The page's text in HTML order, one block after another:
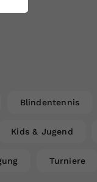
Blindentennis
Kids & Jugend
Turniere